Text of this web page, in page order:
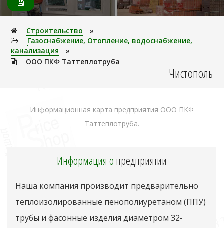
Строительство
»
Газоснабжение, Отопление, водоснабжение,
канализация
»
ООО ПКФ Таттеплотруба
Чистополь
Информационная карта предприятия ООО ПКФ
Таттеплотруба.
Информация опредприятии
Наша компания производит предварительно
теплоизолированные пенополиуретаном (ППУ)
трубы и фасонные изделия диаметром 32-